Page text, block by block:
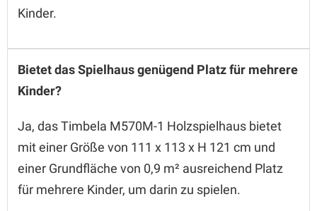
Kinder.
Bietet das Spielhaus genügend Platz für mehrere
Kinder?
Ja, das Timbela M570M-1 Holzspielhaus bietet
mit einer Größe von 111 x 113 x H 121 cm und
einer Grundfläche von 0,9 m² ausreichend Platz
für mehrere Kinder, um darin zu spielen.